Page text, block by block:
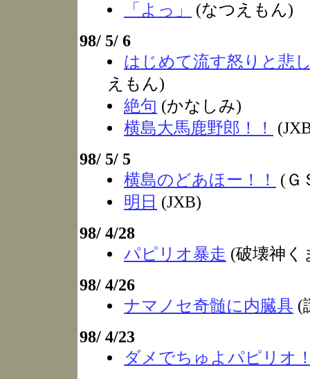
「よっ」
(なつえもん)
98/ 5/ 6
はじめて流す怒りと悲
えもん)
絶句 (かなしみ)
横島大馬鹿野郎！！
98/ 5/ 5
横島のどあほー！！
(Ｇ
明日 (JXB)
98/ 4/28
パピリオ暴走 (破壊神く
98/ 4/26
ナマノセ奇髄に内臓具 (
98/ 4/23
ダメでちゅよパピリオ